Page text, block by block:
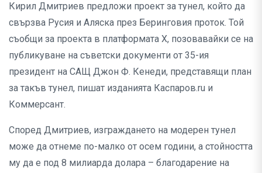
Кирил Дмитриев предложи проект за тунел, който да
свързва Русия и Аляска през Беринговия проток. Той
съобщи за проекта в платформата X, позовавайки се на
публикуване на съветски документи от 35-ия
президент на САЩ Джон Ф. Кенеди, представящи план
за такъв тунел, пишат изданията Каспаров.ru и
Коммерсант.
Според Дмитриев, изграждането на модерен тунел
може да отнеме по-малко от осем години, а стойността
му да е под 8 милиарда долара – благодарение на